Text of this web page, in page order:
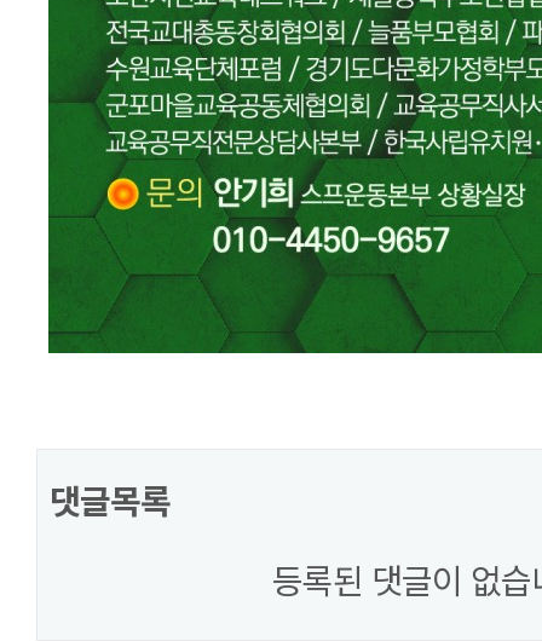
댓글목록
등록된 댓글이 없습